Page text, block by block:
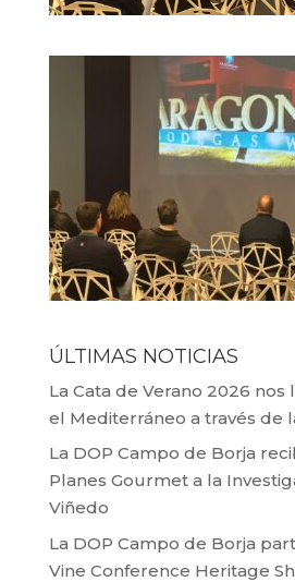
ÚLTIMAS NOTICIAS
La Cata de Verano 2026 nos
el Mediterráneo a través de
La DOP Campo de Borja
Planes Gourmet a la
Viñedo
La DOP Campo de Borja
Vine Conference Heritage